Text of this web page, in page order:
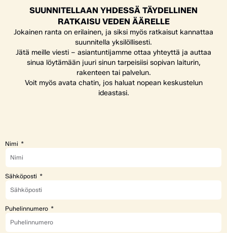
SUUNNITELLAAN YHDESSÄ TÄYDELLINEN
RATKAISU VEDEN ÄÄRELLE
Jokainen ranta on erilainen, ja siksi myös ratkaisut kannattaa
suunnitella yksilöllisesti.
Jätä meille viesti – asiantuntijamme ottaa yhteyttä ja auttaa
sinua löytämään juuri sinun tarpeisiisi sopivan laiturin,
rakenteen tai palvelun.
Voit myös avata chatin, jos haluat nopean keskustelun
ideastasi.
Nimi
Sähköposti
Puhelinnumero